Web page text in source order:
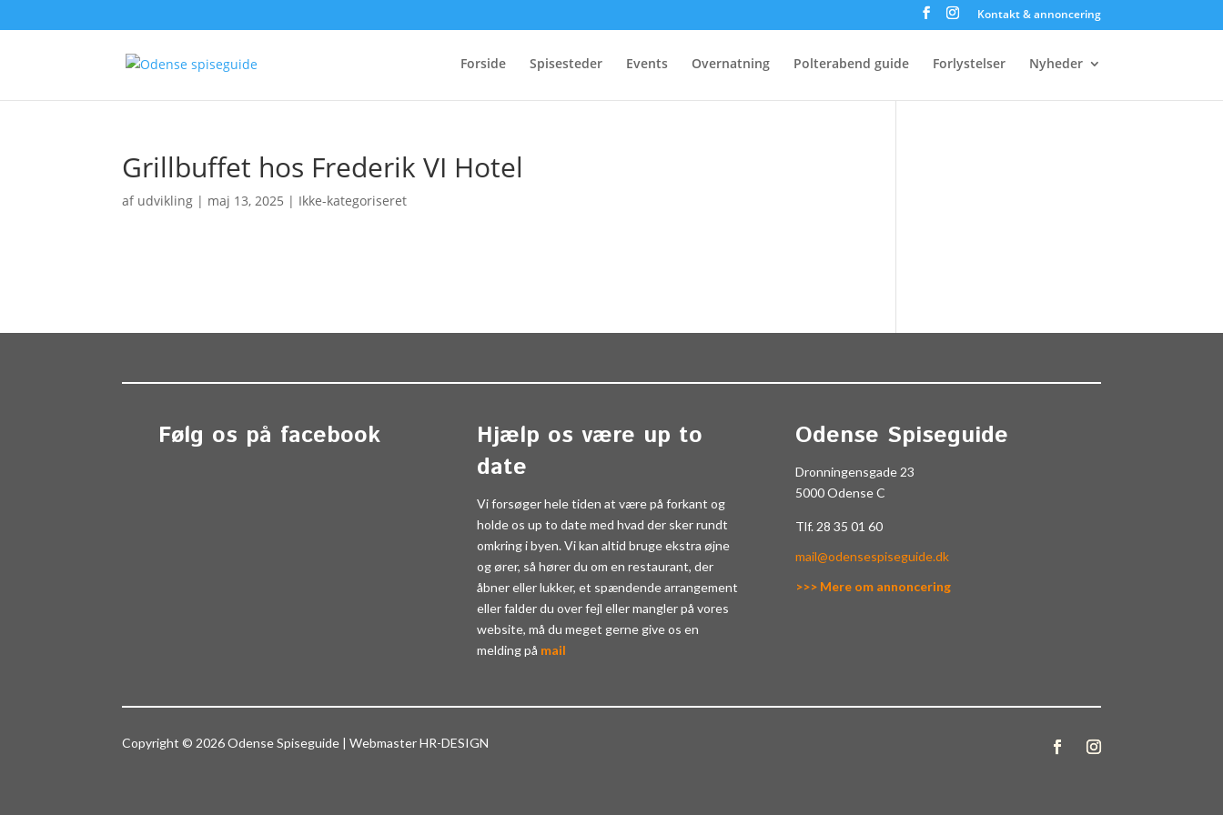
Kontakt & annoncering
Forside Spisesteder Events Overnatning Polterabend guide Forlystelser Nyheder
Grillbuffet hos Frederik VI Hotel
af udvikling | maj 13, 2025 | Ikke-kategoriseret
Følg os på facebook
Hjælp os være up to
date
Vi forsøger hele tiden at være på forkant og
holde os up to date med hvad der sker rundt
omkring i byen. Vi kan altid bruge ekstra øjne
og ører, så hører du om en restaurant, der
åbner eller lukker, et spændende arrangement
eller falder du over fejl eller mangler på vores
website, må du meget gerne give os en
melding på mail
Odense Spiseguide
Dronningensgade 23
5000 Odense C
Tlf. 28 35 01 60
mail@odensespiseguide.dk
>>> Mere om annoncering
Copyright © 2026 Odense Spiseguide | Webmaster HR-DESIGN